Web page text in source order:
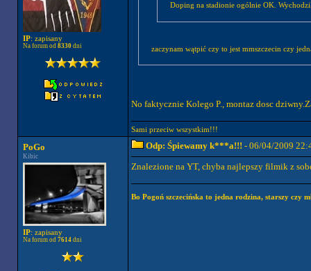
IP: zapisany
Na forum od 8330dni
Doping na stadionie ogólnie OK.
zaczynam wątpić czy to jest mmszczecin czy
No faktycznie Kolego P., montaz dosc
Sami przeciw wszystkim!!!
PoGo
Kibic
IP: zapisany
Na forum od 7614dni
Odp: Śpiewamy k***a!!! - 06/04/2009
Znalezione na YT, chyba najlepszy filmik z
Bo Pogoń szczecińska to jedna rodzina, starszy czy